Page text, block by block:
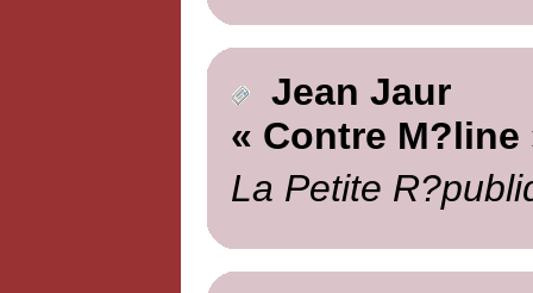
Jean Jaur
« Contre M?line
La Petite